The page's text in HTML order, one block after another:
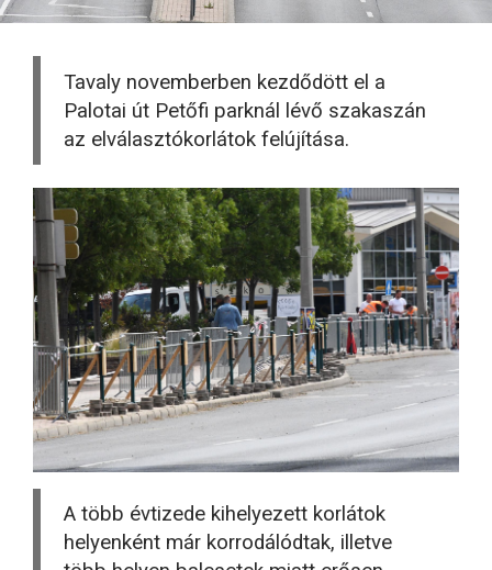
Tavaly novemberben kezdődött el a
Palotai út Petőfi parknál lévő szakaszán
az elválasztókorlátok felújítása.
A több évtizede kihelyezett korlátok
helyenként már korrodálódtak, illetve